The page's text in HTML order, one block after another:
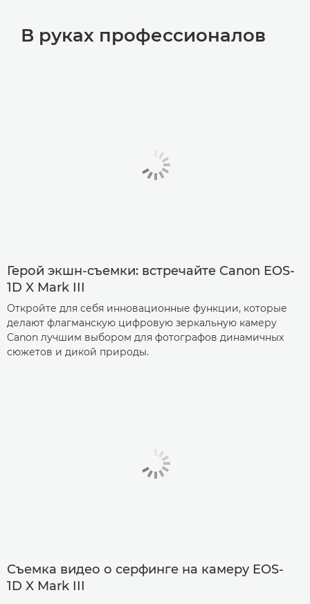
В руках профессионалов
Герой экшн-съемки: встречайте Canon EOS-
1D X Mark III
Откройте для себя инновационные функции, которые
делают флагманскую цифровую зеркальную камеру
Canon лучшим выбором для фотографов динамичных
сюжетов и дикой природы.
Съемка видео о серфинге на камеру EOS-
1D X Mark III